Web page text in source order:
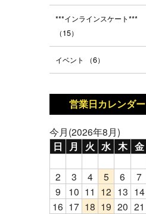
***インラインスケート***
（15）
イベント （6）
営業日カレンダー
今月(2026年8月)
日 月 火 水 木 金
2
3 4 5 6 7
9
10 11 12 13 14
16 17 18 19 20 21